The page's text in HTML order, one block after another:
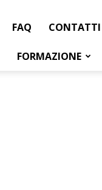
Federazione
FAQ CONTATTI
FORMAZIONE